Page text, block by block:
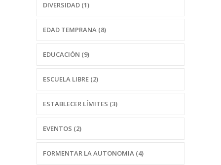
DIVERSIDAD (1)
EDAD TEMPRANA (8)
EDUCACIÓN (9)
ESCUELA LIBRE (2)
ESTABLECER LÍMITES (3)
EVENTOS (2)
FORMENTAR LA AUTONOMIA (4)